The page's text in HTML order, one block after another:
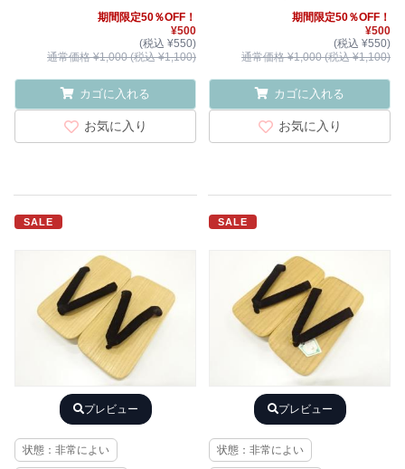
期間限定50％OFF！
¥500
(税込 ¥550)
通常価格 ¥1,000 (税込 ¥1,100)
カゴに入れる
お気に入り
期間限定50％OFF！
¥500
(税込 ¥550)
通常価格 ¥1,000 (税込 ¥1,100)
カゴに入れる
お気に入り
SALE
プレビュー
状態：非常によい
SALE
プレビュー
状態：非常によい